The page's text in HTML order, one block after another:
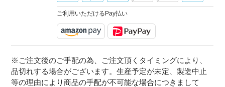
ご利用いただけるPay払い
※ご注文後のご手配の為、ご注文頂くタイミングにより、
品切れする場合がございます。生産予定が未定、製造中止
等の理由により商品の手配が不可能な場合につきまして